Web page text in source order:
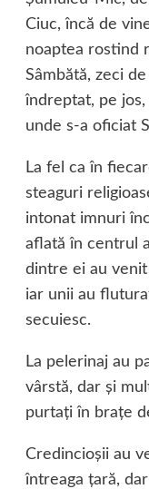
Ciuc, încă de
noaptea rostind
Sâmbătă, zeci
îndreptat, pe jos,
unde s-a oficiat
La fel ca în
steaguri
intonat imnuri
aflată în centrul
dintre ei au
iar unii au
secuiesc.
La pelerinaj au
vârstă, dar şi
purtaţi în braţe
Credincioşii au
întreaga ţară,